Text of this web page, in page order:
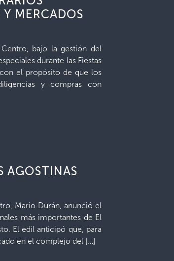
Y MERCADOS
bajo la gestión del
durante las Fiestas
el propósito de que los
y compras con
AGOSTINAS
Mario Durán, anunció el
más importantes de El
El edil anticipó que, para
en el complejo del […]